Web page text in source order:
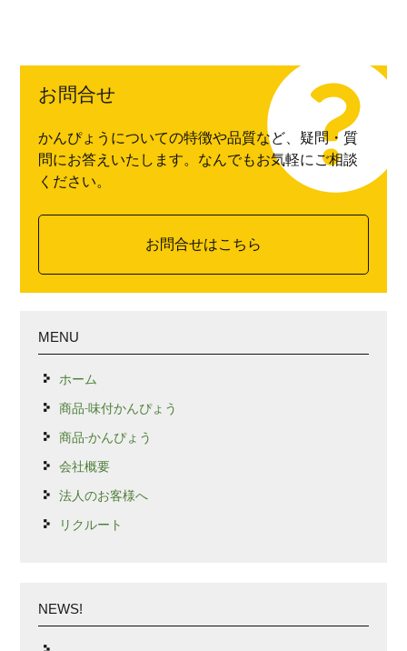
お問合せ
かんぴょうについての特徴や品質など、疑問・質
問にお答えいたします。なんでもお気軽にご相談
ください。
お問合せはこちら
MENU
ホーム
商品-味付かんぴょう
商品-かんぴょう
会社概要
法人のお客様へ
リクルート
NEWS!